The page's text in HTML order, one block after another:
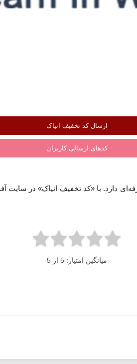
ارسال کد تخفیف انیاک
کدهای ارسالی کاربران
دارد. با «کد تخفیف انیاک» در سایت
میانگین امتیاز: 5 از 5